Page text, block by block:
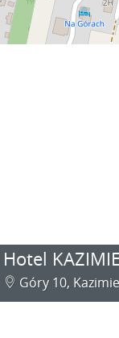
Hotel
Góry 10,